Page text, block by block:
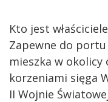
Kto jest
Zapewne do portu
mieszka w
korzeniami sięga
II Wojnie